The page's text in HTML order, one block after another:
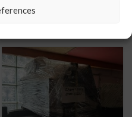
Block MAN
D2066luh13 Euro